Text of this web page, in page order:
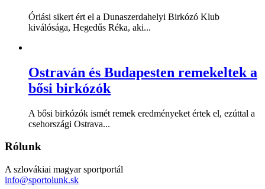
Óriási sikert ért el a Dunaszerdahelyi Birkózó Klub
kiválósága, Hegedűs Réka, aki...
Ostraván és Budapesten remekeltek a
bősi birkózók
A bősi birkózók ismét remek eredményeket értek el, ezúttal a
csehországi Ostrava...
Rólunk
A szlovákiai magyar sportportál
info@sportolunk.sk